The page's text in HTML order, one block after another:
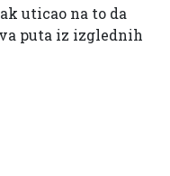
uticao na to da
puta iz izglednih